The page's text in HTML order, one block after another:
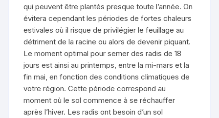
qui peuvent être plantés presque toute l’année. On
évitera cependant les périodes de fortes chaleurs
estivales où il risque de privilégier le feuillage au
détriment de la racine ou alors de devenir piquant.
Le moment optimal pour semer des radis de 18
jours est ainsi au printemps, entre la mi-mars et la
fin mai, en fonction des conditions climatiques de
votre région. Cette période correspond au
moment où le sol commence à se réchauffer
après l’hiver. Les radis ont besoin d’un sol